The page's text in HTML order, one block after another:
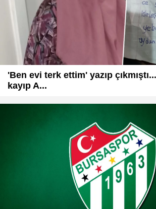
'Ben evi terk ettim' yazıp
kayıp A...